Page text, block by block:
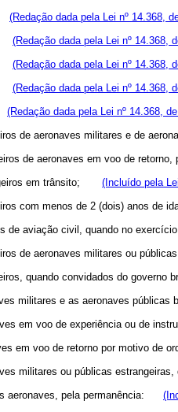
(Redação dada pela Lei nº 14.368,
(Redação dada pela Lei nº 14.368,
(Redação dada pela Lei nº 14.368,
(Redação dada pela Lei nº 14.368,
(Redação dada pela Lei nº 14.368,
de aeronaves militares e de
de aeronaves em voo de
em trânsito; (Incluído pela
com menos de 2 (dois) anos
de aviação civil, quando no
de aeronaves militares ou
quando convidados do
militares e as aeronaves
em voo de experiência ou de
em voo de retorno por motivo de
militares ou públicas
aeronaves, pela permanência: